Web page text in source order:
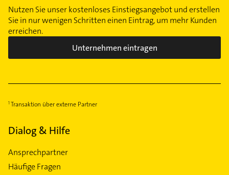
Nutzen Sie unser kostenloses Einstiegsangebot und erstellen
Sie in nur wenigen Schritten einen Eintrag, um mehr Kunden
erreichen.
Unternehmen eintragen
Transaktion über externe Partner
Dialog & Hilfe
Ansprechpartner
Häufige Fragen